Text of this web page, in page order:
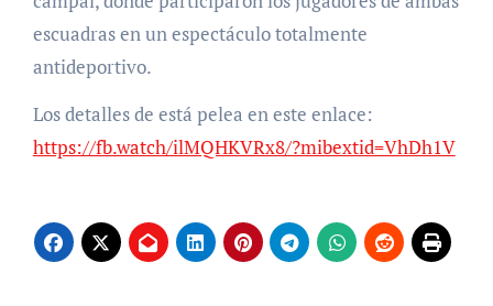
escuadras en un espectáculo totalmente
antideportivo.
Los detalles de está pelea en este enlace:
https://fb.watch/ilMQHKVRx8/?mibextid=VhDh1V